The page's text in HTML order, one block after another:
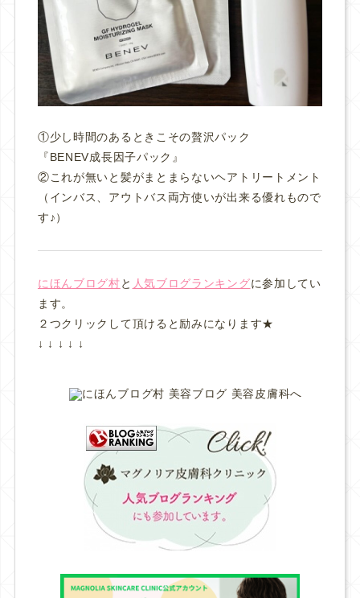
①少し時間のあるときこその贅沢パック
『BENEV成長因子パック』
②これが無いと髪がまとまらないヘアトリートメント
（インバス、アウトバス両方使いが出来る優れもので
す♪）
にほんブログ村と 人気ブログランキングに参加してい
ます。
２つクリックして頂けると励みになります★
↓ ↓ ↓ ↓ ↓